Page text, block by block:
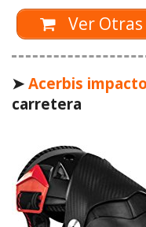
Ver
➤Acerbis
carretera